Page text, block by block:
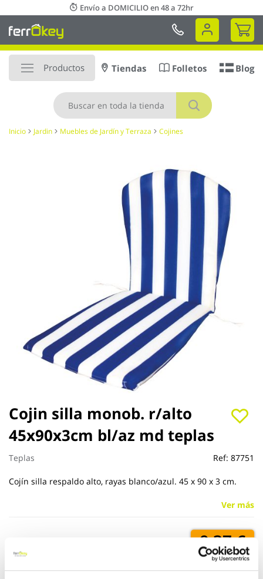
al
contenido
Envío a DOMICILIO en 48 a 72hr
Mi
Productos
Buscar
Tiendas Folletos Blog
Inicio Jardin Muebles de Jardín y Terraza Cojines
Cojin silla monob. r/alto
45x90x3cm bl/az md teplas
Teplas Ref: 87751
Cojín silla respaldo alto, rayas blanco/azul. 45 x 90 x 3 cm.
Ver más
9,37 €
Saltar
al
comienzo
de
la
galería
de
imágenes